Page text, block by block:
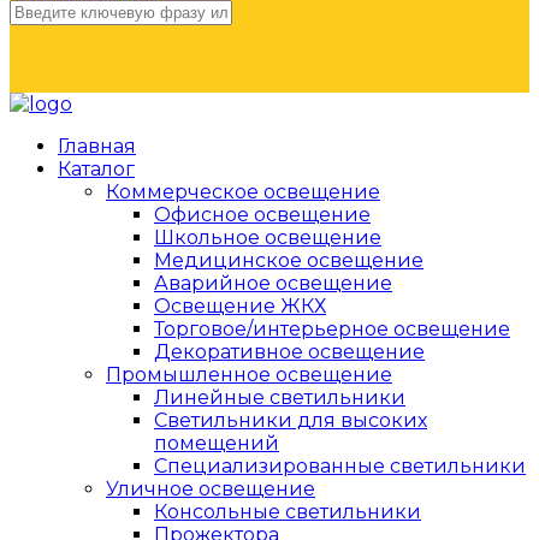
Главная
Каталог
Коммерческое освещение
Офисное освещение
Школьное освещение
Медицинское освещение
Аварийное освещение
Освещение ЖКХ
Торговое/интерьерное освещение
Декоративное освещение
Промышленное освещение
Линейные светильники
Светильники для высоких
помещений
Специализированные светильники
Уличное освещение
Консольные светильники
Прожектора